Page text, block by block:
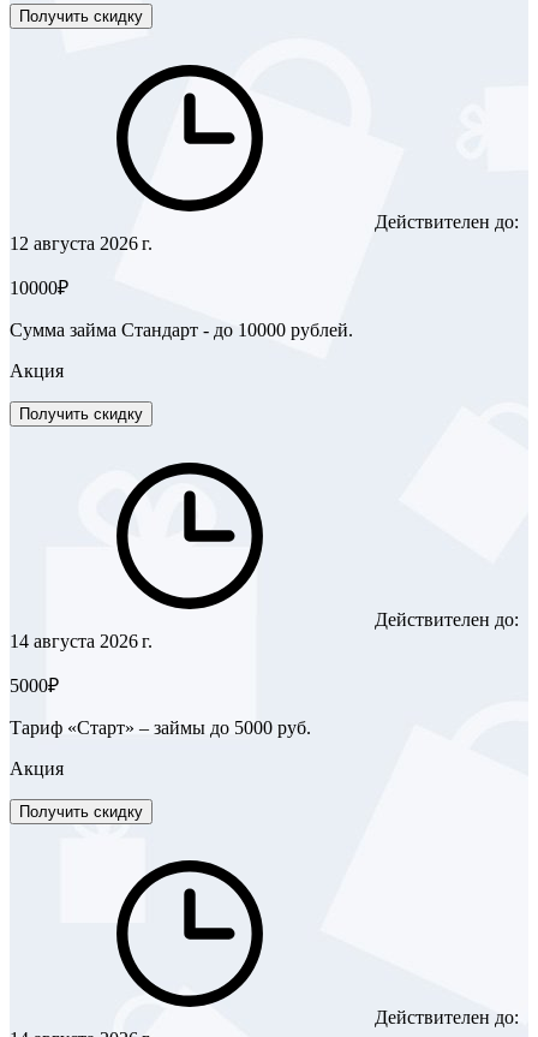
Получить скидку
Действителен до:
12 августа 2026 г.
10000₽
Сумма займа Стандарт - до 10000 рублей.
Акция
Получить скидку
Действителен до:
14 августа 2026 г.
5000₽
Тариф «Старт» – займы до 5000 руб.
Акция
Получить скидку
Действителен до: